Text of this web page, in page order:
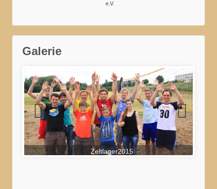
e.V.
Galerie
Zeltlager2015